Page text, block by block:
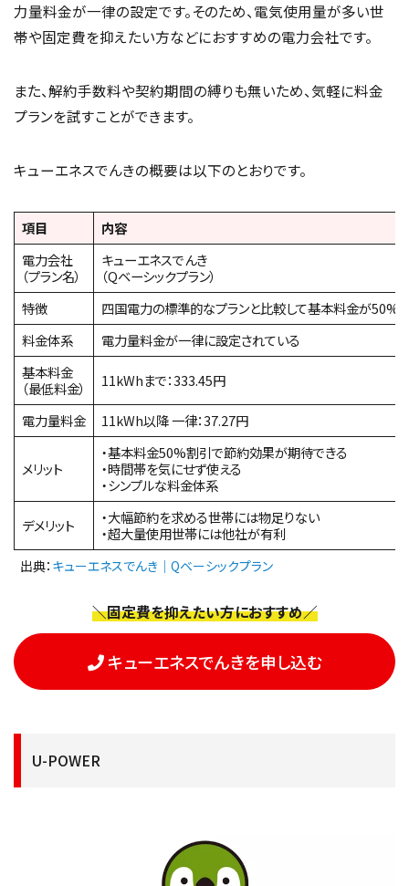
力量料金が一律の設定です。そのため、電気使用量が多い世
帯や固定費を抑えたい方などにおすすめの電力会社です。
また、解約手数料や契約期間の縛りも無いため、気軽に料金
プランを試すことができます。
キューエネスでんきの概要は以下のとおりです。
項目
内容
電力会社
（プラン名）
キューエネスでんき
（Qベーシックプラン）
特徴
四国電力の標準的なプランと比較して基本料金が50%
料金体系
電力量料金が一律に設定されている
基本料金
（最低料金）
11kWhまで：333.45円
電力量料金 11kWh以降 一律：37.27円
メリット
・基本料金50%割引で節約効果が期待できる
・時間帯を気にせず使える
・シンプルな料金体系
デメリット
・大幅節約を求める世帯には物足りない
・超大量使用世帯には他社が有利
出典： キューエネスでんき｜Qベーシックプラン
＼固定費を抑えたい方におすすめ／
キューエネスでんきを申し込む
U-POWER